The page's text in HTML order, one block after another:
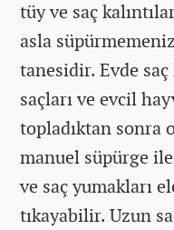
tüy ve saç
asla
tanesidir. Evde
saçları ve evcil
topladıktan sonra
manuel süpürge
ve saç yumakları
tıkayabilir. Uzun